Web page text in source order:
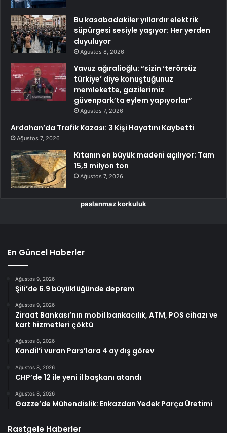
Bu kasabadakiler yıllardır elektrik
süpürgesi sesiyle yaşıyor: Her yerden
duyuluyor
Ağustos 8, 2026
Yavuz ağıralioğlu: “sizin ‘terörsüz
türkiye’ diye konuştuğunuz
memlekette, gazilerimiz
güvenpark’ta eylem yapıyorlar”
Ağustos 7, 2026
Ardahan’da Trafik Kazası: 3 Kişi Hayatını Kaybetti
Ağustos 7, 2026
Kıtanın en büyük madeni açılıyor: Tam
15,9 milyon ton
Ağustos 7, 2026
paslanmaz korkuluk
En Güncel Haberler
Ağustos 9, 2026
Şili’de 6.9 büyüklüğünde deprem
Ağustos 9, 2026
Ziraat Bankası’nın mobil bankacılık, ATM, POS cihazı ve
kart hizmetleri çöktü
Ağustos 8, 2026
Kandil’i vuran Pars’lara 4 ay dış görev
Ağustos 8, 2026
CHP’de 12 ile yeni il başkanı atandı
Ağustos 8, 2026
Gazze’de Mühendislik: Enkazdan Yedek Parça Üretimi
Rastgele Haberler